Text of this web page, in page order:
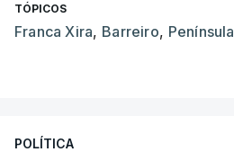
TÓPICOS
Franca Xira, Barreiro, Península
POLÍTICA